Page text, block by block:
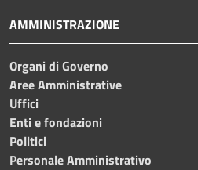
AMMINISTRAZIONE
Organi di Governo
Aree Amministrative
Uffici
Enti e fondazioni
Politici
Personale Amministrativo